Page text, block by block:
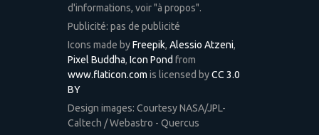
d'informations, voir "à propos".
Publicité: pas de publicité
Icons made byFreepik, Alessio Atzeni,
Pixel Buddha, Icon Pond from
www.flaticon.com is licensed byCC 3.0
BY
Design images: Courtesy NASA/JPL-
Caltech / Webastro - Quercus